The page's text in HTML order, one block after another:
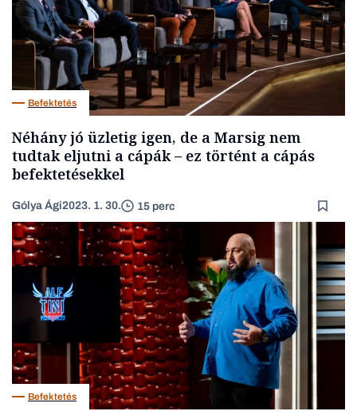
témákat
Üzlet Pénz Zöld Legyél jobb!
Befektetés
Néhány jó üzletig igen, de a Marsig nem
tudtak eljutni a cápák – ez történt a cápás
befektetésekkel
Gólya Ági2023. 1. 30. 15 perc
Befektetés